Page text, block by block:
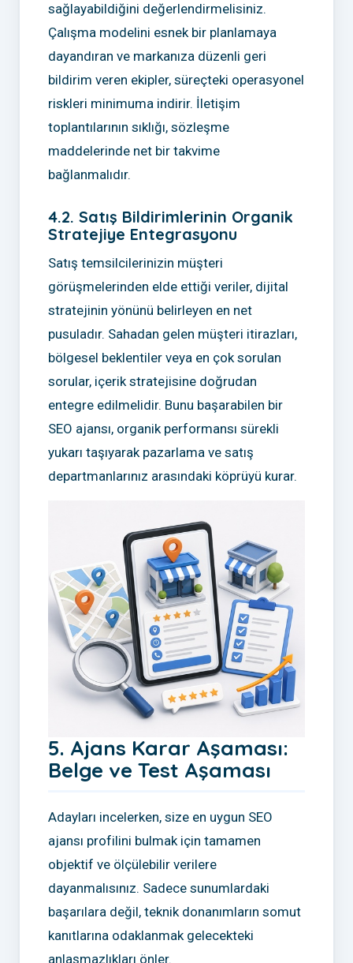
sağlayabildiğini değerlendirmelisiniz.
Çalışma modelini esnek bir planlamaya
dayandıran ve markanıza düzenli geri
bildirim veren ekipler, süreçteki operasyonel
riskleri minimuma indirir. İletişim
toplantılarının sıklığı, sözleşme
maddelerinde net bir takvime
bağlanmalıdır.
4.2. Satış Bildirimlerinin Organik
Stratejiye Entegrasyonu
Satış temsilcilerinizin müşteri
görüşmelerinden elde ettiği veriler, dijital
stratejinin yönünü belirleyen en net
pusuladır. Sahadan gelen müşteri itirazları,
bölgesel beklentiler veya en çok sorulan
sorular, içerik stratejisine doğrudan
entegre edilmelidir. Bunu başarabilen bir
SEO ajansı, organik performansı sürekli
yukarı taşıyarak pazarlama ve satış
departmanlarınız arasındaki köprüyü kurar.
5. Ajans Karar Aşaması:
Belge ve Test Aşaması
Adayları incelerken, size en uygun SEO
ajansı profilini bulmak için tamamen
objektif ve ölçülebilir verilere
dayanmalısınız. Sadece sunumlardaki
başarılara değil, teknik donanımların somut
kanıtlarına odaklanmak gelecekteki
anlaşmazlıkları önler.